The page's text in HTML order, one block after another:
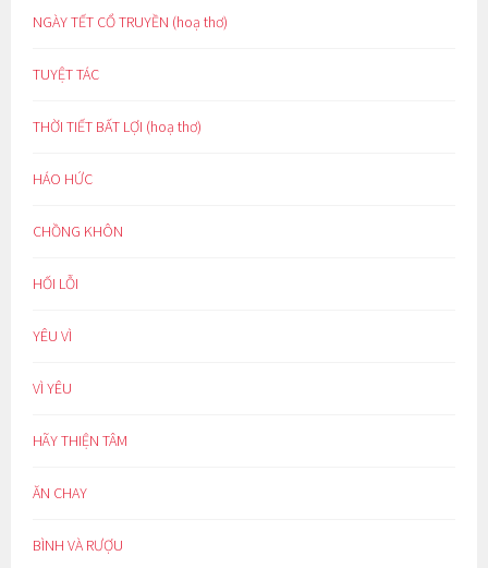
NGÀY TẾT CỔ TRUYỀN (hoạ thơ)
TUYỆT TÁC
THỜI TIẾT BẤT LỢI (hoạ thơ)
HÁO HỨC
CHỒNG KHÔN
HỐI LỖI
YÊU VÌ
VÌ YÊU
HÃY THIỆN TÂM
ĂN CHAY
BÌNH VÀ RƯỢU